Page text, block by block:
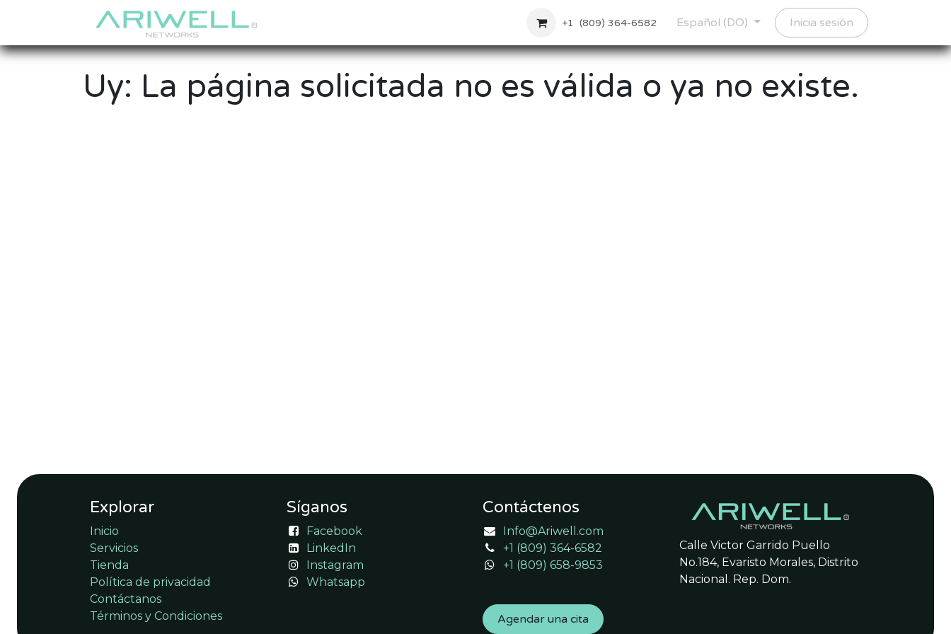
+1 (809) 364-6582 Español (DO) Inicia sesión
Uy: La página solicitada no es válida o ya no existe.
Explorar
Inicio
Servicios
Tienda
Política de privacidad
Contáctanos
Términos y Condiciones
Contáctenos
Info@Ariwell.com
+1 (809) 364-6582
+1 (809) 658-9853
Calle Victor Garrido Puello
No.184, Evaristo Morales, Distrito
Nacional. Rep. Dom.
Síganos
Facebook
LinkedIn
Instagram
Whatsapp
Agendar una cita